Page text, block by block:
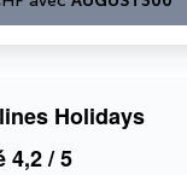
Holidays
4,2/ 5